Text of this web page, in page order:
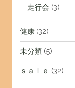
走行会 (3)
健康(32)
未分類(5)
ｓａｌｅ (32)